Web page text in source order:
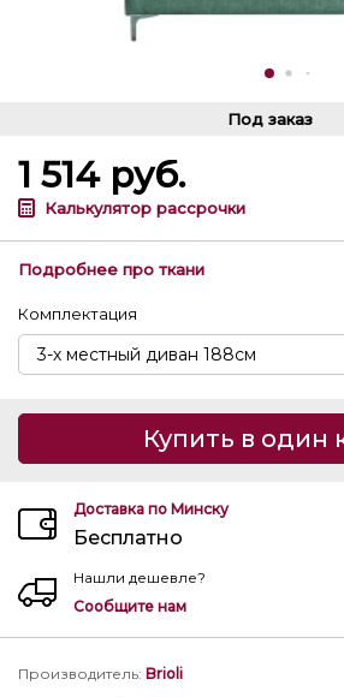
Под заказ
1 514 руб.
Калькулятор рассрочки
Подробнее про ткани
Комплектация
Купить в один
Доставка по Минску
Бесплатно
Нашли дешевле?
Сообщите нам
Производитель: Brioli